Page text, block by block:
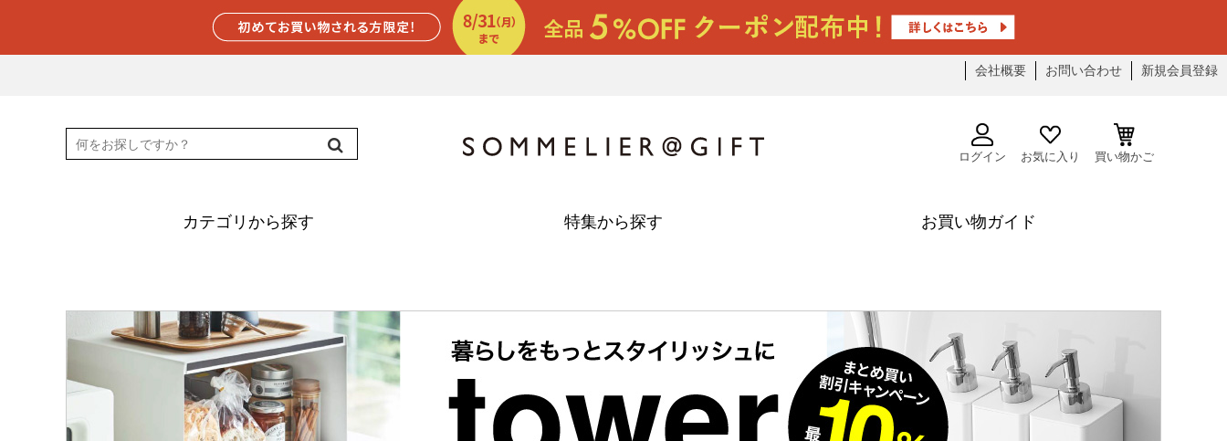
会社概要 お問い合わせ 新規会員登録
ログイン お気に入り 買い物かご
カテゴリから探す 特集から探す お買い物ガイド